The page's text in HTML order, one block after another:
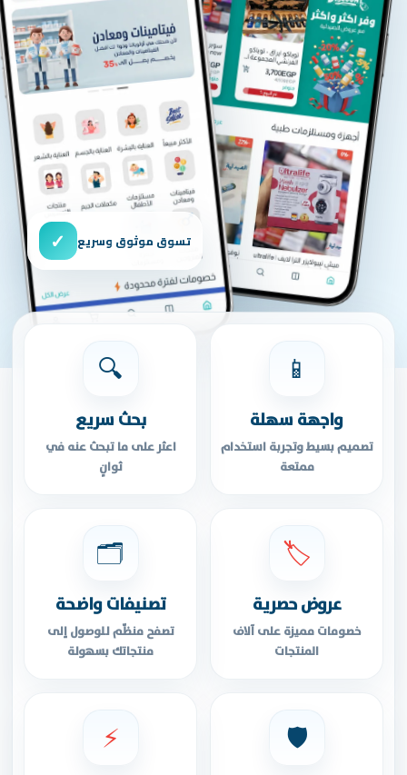
✓ تسوق موثوق وسريع
📱
واجهة سهلة
تصميم بسيط وتجربة استخدام
ممتعة
🔍
بحث سريع
اعثر على ما تبحث عنه في
ثوانٍ
🏷️
عروض حصرية
خصومات مميزة على آلاف
المنتجات
🗂️
تصنيفات واضحة
تصفح منظّم للوصول إلى
منتجاتك بسهولة
🛡️
⚡